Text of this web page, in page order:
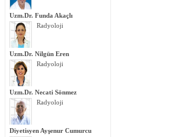
Uzm.Dr. Funda Akaçlı
Radyoloji
Uzm.Dr. Nilgün Eren
Radyoloji
Uzm.Dr. Necati Sönmez
Radyoloji
Diyetisyen Ayşenur Cumurcu